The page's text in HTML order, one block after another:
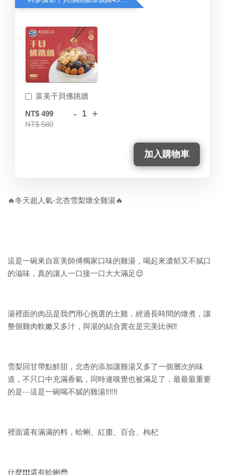
富美干貝佛跳牆
NT$ 499
NT$ 580
- +
加入購物車
🔥冬天超人氣-北杏雪梨燉全雞湯🔥
這是一碗來自富美師傅獨家口味的雞湯，喝起來濃郁又不膩口
的滋味，真的讓人一口接一口大大滿足😌
湯裡面的肉品是我們用心挑選的土雞，經過長時間的燉煮，讓
整個雞肉軟嫩又多汁，與湯的結合實在是完美比例‼️
雪梨回甘帶點鮮甜，北杏的添加讓雞湯又多了一個層次的味
道，不只口中充滿香氣，同時連嗅覺也被滿足了，最最最重要
的是⋯這是一碗喝不膩的雞湯‼️‼️‼️
裡面還有滿滿的料，蛤蜊、紅棗、百合、枸杞
什麼❗️❗️❗️還有蛤蜊😳